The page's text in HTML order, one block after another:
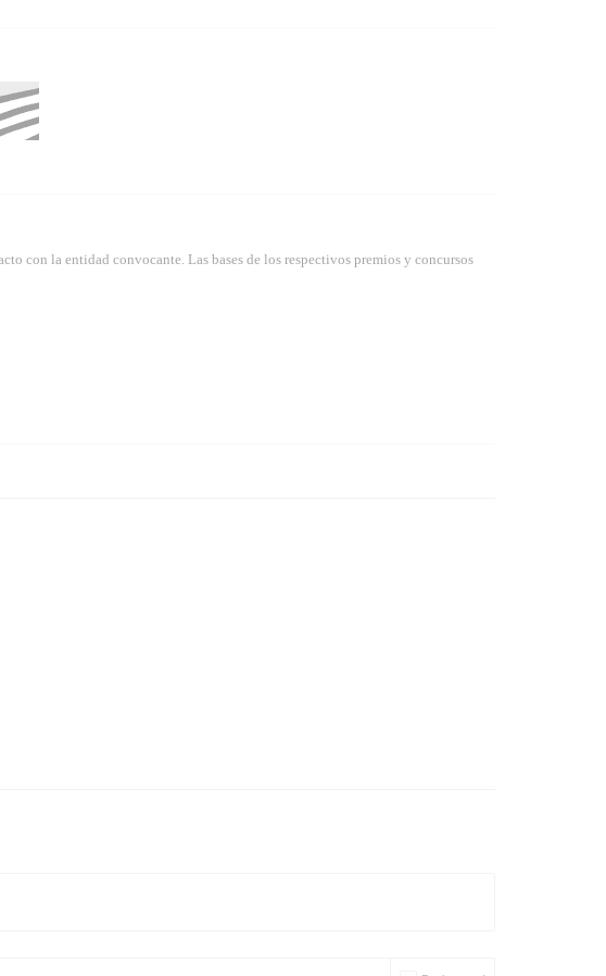
con la entidad convocante. Las bases de los respectivos premios y concursos